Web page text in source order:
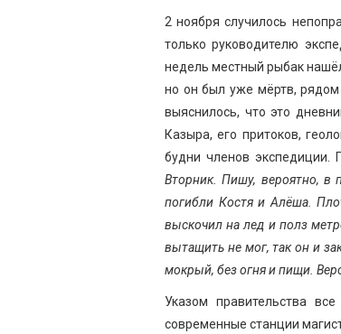
2 ноября случилось
только руководителю
недель местный рыбак
но он был уже мёртв,
выяснилось, что это
Казыра, его притоков,
будни членов экспедиции.
Вторник. Пишу, вероятно, в
погибли Костя и Алёша.
выскочил на лед и полз
вытащить не мог, так он и
мокрый, без огня и пищи.
Указом правительства
современные станции